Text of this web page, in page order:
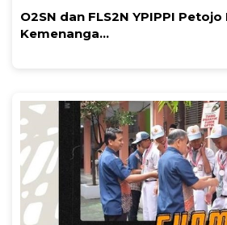
O2SN dan FLS2N YPIPPI Petojo
Kemenanga...